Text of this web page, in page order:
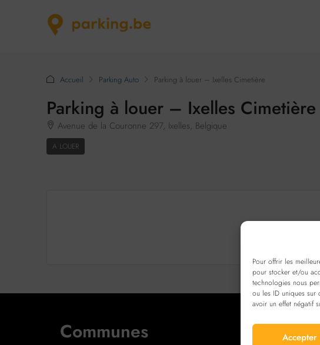
Pour offrir les
pour stocker et/ou
technologies nous
ou les ID uniques sur
avoir un effet négatif
Accepter
Accueil Parking Auto Parking à louer – Ixelles Cimetière
Parking à louer – Ixelles Cimetière
Avenue de la Couronne 297, Ixelles, Belgique
A LOUER
Communes